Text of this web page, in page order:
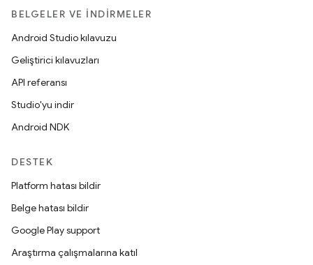
BELGELER VE İNDIRMELER
Android Studio kılavuzu
Geliştirici kılavuzları
API referansı
Studio'yu indir
Android NDK
DESTEK
Platform hatası bildir
Belge hatası bildir
Google Play support
Araştırma çalışmalarına katıl